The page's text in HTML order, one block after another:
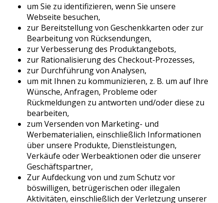
um Sie zu identifizieren, wenn Sie unsere
Webseite besuchen,
zur Bereitstellung von Geschenkkarten oder zur
Bearbeitung von Rücksendungen,
zur Verbesserung des Produktangebots,
zur Rationalisierung des Checkout-Prozesses,
zur Durchführung von Analysen,
um mit Ihnen zu kommunizieren, z. B. um auf Ihre
Wünsche, Anfragen, Probleme oder
Rückmeldungen zu antworten und/oder diese zu
bearbeiten,
zum Versenden von Marketing- und
Werbematerialien, einschließlich Informationen
über unsere Produkte, Dienstleistungen,
Verkäufe oder Werbeaktionen oder die unserer
Geschäftspartner,
Zur Aufdeckung von und zum Schutz vor
böswilligen, betrügerischen oder illegalen
Aktivitäten, einschließlich der Verletzung unserer